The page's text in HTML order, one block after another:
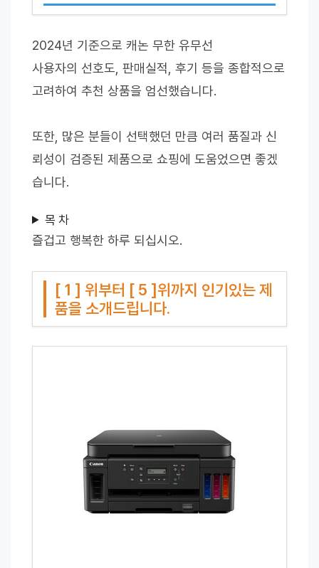
2024년 기준으로 캐논 무한 유무선
사용자의 선호도, 판매실적, 후기 등을 종합적으로
고려하여 추천 상품을 엄선했습니다.
또한, 많은 분들이 선택했던 만큼 여러 품질과 신
뢰성이 검증된 제품으로 쇼핑에 도움었으면 좋겠
습니다.
목 차
즐겁고 행복한 하루 되십시오.
[ 1 ] 위부터 [ 5 ]위까지 인기있는 제
품을 소개드립니다.